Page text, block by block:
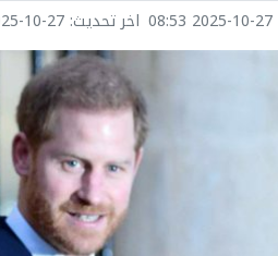
2025-10-27 08:53 اخر تحديث: 10-27 09:08